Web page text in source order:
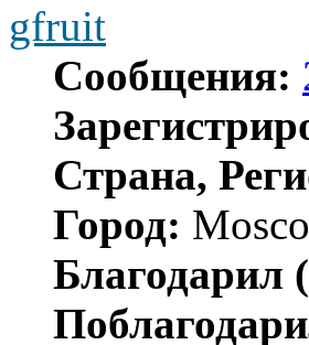
gfruit
Сообщения:
Страна,
Город:
Благодарил